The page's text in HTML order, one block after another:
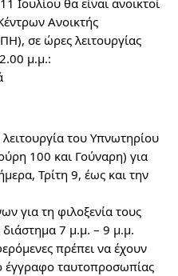
Ανοικτής
σε ώρες λειτουργίας
μ.μ.:
του Υπνωτηρίου
100 και Γούναρη) για
Τρίτη 9, έως και την
για τη φιλοξενία τους
διάστημα 7 μ.μ. – 9 μ.μ.
πρέπει να έχουν
έγγραφο ταυτοπροσωπίας